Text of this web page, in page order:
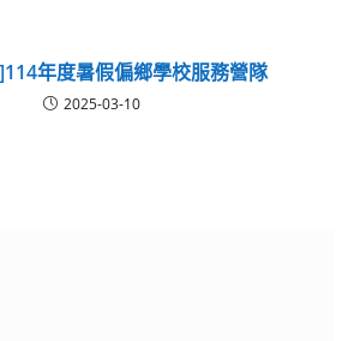
年度暑假偏鄉學校服務營隊
2025-03-10